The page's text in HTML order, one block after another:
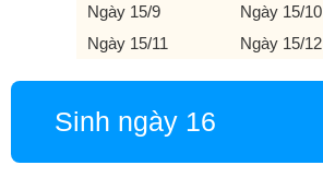
Ngày 15/9
Ngày 15/10
Ngày 15/11
Ngày 15/12
Sinh ngày 16